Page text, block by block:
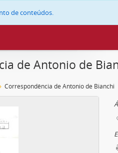
de conteúdos.
de Antonio de
Correspondência de Antonio de Bianchi